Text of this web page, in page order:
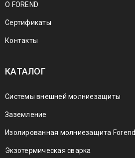
О FOREND
Сертификаты
Контакты
КАТАЛОГ
Системы внешней молниезащиты
Заземление
Изолированная молниезащита Forend
Экзотермическая сварка